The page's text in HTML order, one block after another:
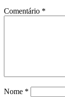
Comentário *
Nome *